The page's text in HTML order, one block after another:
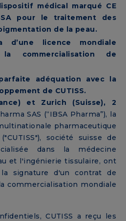
médical marqué CE
pour le traitement des
de la peau.
d’une licence mondiale
commercialisation de
adéquation avec la
de CUTISS.
et Zurich (Suisse), 2
SAS (“IBSA Pharma”), la
pharmaceutique
société suisse de
dans la médecine
et l'ingénierie tissulaire, ont
signature d'un contrat de
commercialisation mondiale
CUTISS a reçu les